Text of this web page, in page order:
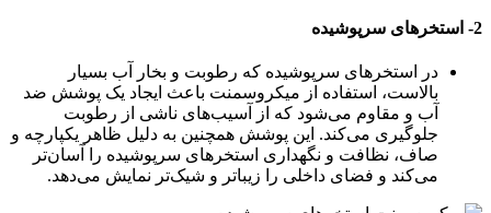
2- استخرهای سرپوشیده
در استخرهای سرپوشیده که رطوبت و بخار آب بسیار
بالاست، استفاده از میکروسمنت باعث ایجاد یک پوشش ضد
آب و مقاوم می‌شود که از آسیب‌های ناشی از رطوبت
جلوگیری می‌کند. این پوشش همچنین به دلیل ظاهر یکپارچه و
صاف، نظافت و نگهداری استخرهای سرپوشیده را آسان‌تر
می‌کند و فضای داخلی را زیباتر و شیک‌تر نمایش می‌دهد.